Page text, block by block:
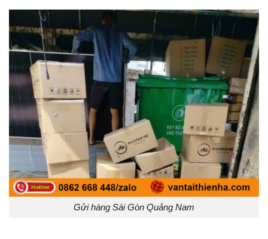
Gửi hàng Sài Gòn Quảng Nam